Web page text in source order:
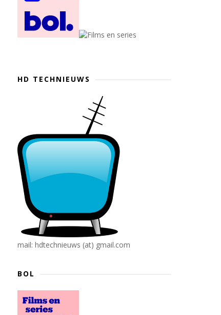
HD TECHNIEUWS
mail: hdtechnieuws (at) gmail.com
BOL